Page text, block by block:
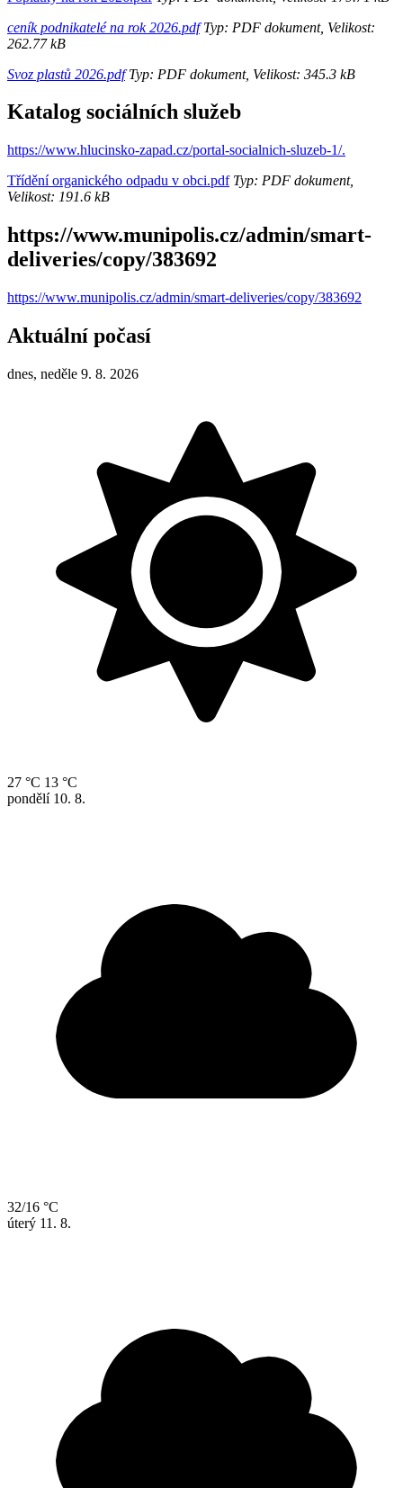
ceník podnikatelé na rok 2026.pdfTyp: PDF dokument, Velikost:
262.77 kB
Svoz plastů 2026.pdfTyp: PDF dokument, Velikost: 345.3 kB
Katalog sociálních služeb
https://www.hlucinsko-zapad.cz/portal-socialnich-sluzeb-1/.
Třídění organického odpadu v obci.pdfTyp: PDF dokument,
Velikost: 191.6 kB
https://www.munipolis.cz/admin/smart-
deliveries/copy/383692
https://www.munipolis.cz/admin/smart-deliveries/copy/383692
Aktuální počasí
dnes, neděle 9. 8. 2026
27 °C 13 °C
pondělí 10. 8.
32/16 °C
úterý 11. 8.